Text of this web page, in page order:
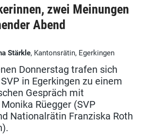
zwei Meinungen
Abend
Stärkle, Kantonsrätin, Egerkingen
Donnerstag trafen sich
in Egerkingen zu einem
Gespräch mit
Rüegger (SVP
Nationalrätin Franziska Roth